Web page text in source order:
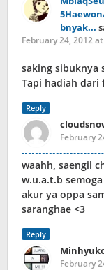
bnyak...
February 24, 2012
saking sibuknya
Tapi hadiah dari
Reply
February
waahh, saengil
w.u.a.t.b
akur ya oppa
saranghae <3
Reply
February